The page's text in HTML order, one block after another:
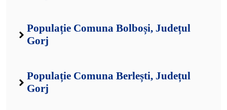
Populație Comuna Bolboși, Județul
Gorj
Populație Comuna Berlești, Județul
Gorj